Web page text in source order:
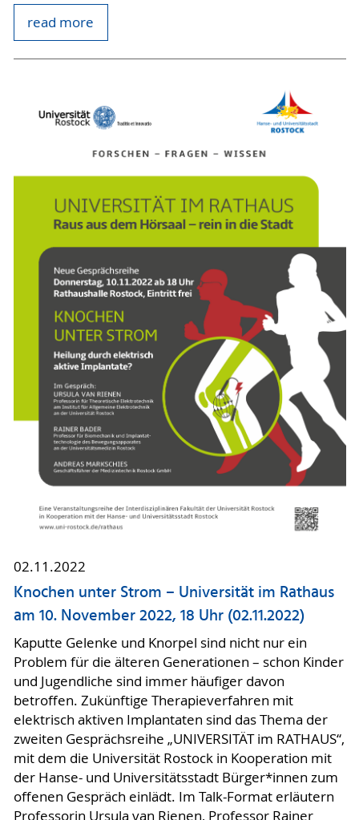
read more
02.11.2022
Knochen unter Strom – Universität im Rathaus
am 10. November 2022, 18 Uhr (02.11.2022)
Kaputte Gelenke und Knorpel sind nicht nur ein
Problem für die älteren Generationen – schon Kinder
und Jugendliche sind immer häufiger davon
betroffen. Zukünftige Therapieverfahren mit
elektrisch aktiven Implantaten sind das Thema der
zweiten Gesprächsreihe „UNIVERSITÄT im RATHAUS“,
mit dem die Universität Rostock in Kooperation mit
der Hanse- und Universitätsstadt Bürger*innen zum
offenen Gespräch einlädt. Im Talk-Format erläutern
Professorin Ursula van Rienen, Professor Rainer